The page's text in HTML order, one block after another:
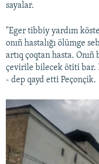
sayalar.
"Eger tibbiy yardım
onıñ hastalığı ölümge
artıq çoqtan hasta.
çevirile bilecek ötiti bar.
- dep qayd etti Peçonçik.